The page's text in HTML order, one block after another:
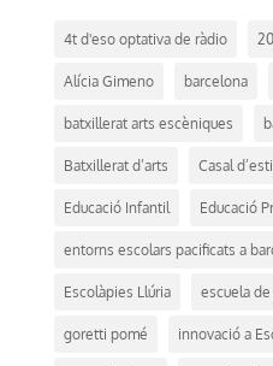
4t d'eso optativa de ràdio
Alícia Gimeno barcelona
batxillerat arts escèniques
Batxillerat d’arts Casal
Educació Infantil Educació
entorns escolars pacificats a
Escolàpies Llúria escuela
goretti pomé innovació a